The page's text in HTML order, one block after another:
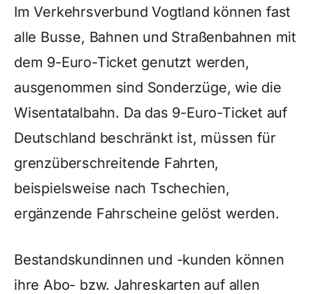
Im Verkehrsverbund Vogtland können fast
alle Busse, Bahnen und Straßenbahnen mit
dem 9-Euro-Ticket genutzt werden,
ausgenommen sind Sonderzüge, wie die
Wisentatalbahn. Da das 9-Euro-Ticket auf
Deutschland beschränkt ist, müssen für
grenzüberschreitende Fahrten,
beispielsweise nach Tschechien,
ergänzende Fahrscheine gelöst werden.
Bestandskundinnen und -kunden können
ihre Abo- bzw. Jahreskarten auf allen